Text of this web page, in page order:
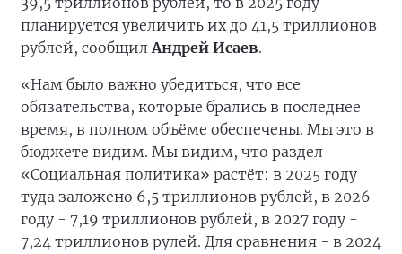
планируется увеличить их до 41,5 триллионов
рублей, сообщилАндрей Исаев.
«Нам было важно убедиться, что все
обязательства, которые брались в последнее
время, в полном объёме обеспечены. Мы это в
бюджете видим. Мы видим, что раздел
«Социальная политика» растёт: в 2025 году
туда заложено 6,5 триллионов рублей, в 2026
году - 7,19 триллионов рублей, в 2027 году -
7,24 триллионов рулей. Для сравнения - в 2024